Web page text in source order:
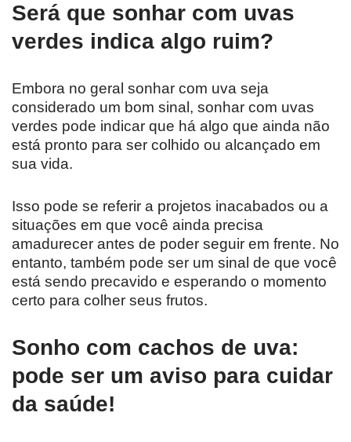
Será que sonhar com uvas
verdes indica algo ruim?
Embora no geral sonhar com uva seja
considerado um bom sinal, sonhar com uvas
verdes pode indicar que há algo que ainda não
está pronto para ser colhido ou alcançado em
sua vida.
Isso pode se referir a projetos inacabados ou a
situações em que você ainda precisa
amadurecer antes de poder seguir em frente. No
entanto, também pode ser um sinal de que você
está sendo precavido e esperando o momento
certo para colher seus frutos.
Sonho com cachos de uva:
pode ser um aviso para cuidar
da saúde!